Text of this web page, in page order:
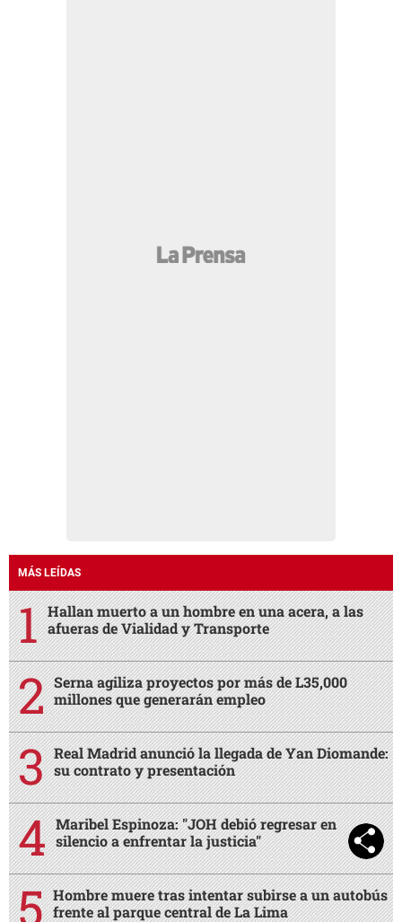
MÁS LEÍDAS
Hallan muerto a un hombre en una acera, a las
afueras de Vialidad y Transporte
Serna agiliza proyectos por más de L35,000
millones que generarán empleo
Real Madrid anunció la llegada de Yan Diomande:
su contrato y presentación
Maribel Espinoza: "JOH debió regresar en
silencio a enfrentar la justicia"
Hombre muere tras intentar subirse a un autobús
frente al parque central de La Lima